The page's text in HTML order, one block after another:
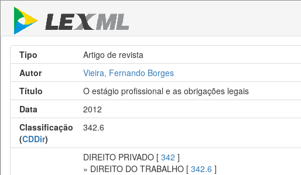
Tipo
Artigo de revista
Autor
Vieira, Fernando Borges
Título
O estágio profissional e as obrigações legais
Data
2012
Classificação
(CDDir)
342.6
DIREITO PRIVADO [ 342 ]
» DIREITO DO TRABALHO [ 342.6 ]